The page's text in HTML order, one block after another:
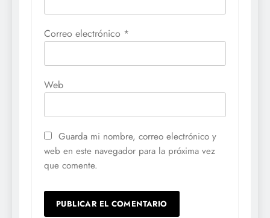
Correo electrónico *
Web
Guarda mi nombre, correo electrónico y
web en este navegador para la próxima vez
que comente.